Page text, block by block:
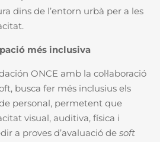
dins de l’entorn urbà per a les
més inclusiva
ONCE amb la col·laboració
busca fer més inclusius els
personal, permetent que
visual, auditiva, física i
a proves d’avaluació de soft